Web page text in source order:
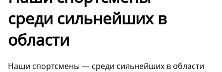
среди сильнейших в
области
Наши спортсмены — среди сильнейших в области